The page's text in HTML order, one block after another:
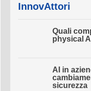
InnovAttori
Quali
physical
AI in
di